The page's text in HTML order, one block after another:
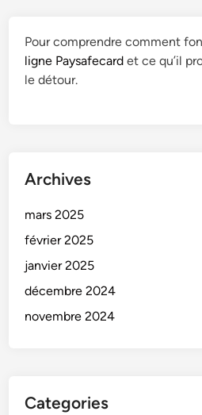
Pour comprendre comment
ligne Paysafecard et ce qu’il
le détour.
Archives
mars 2025
février 2025
janvier 2025
décembre 2024
novembre 2024
Categories